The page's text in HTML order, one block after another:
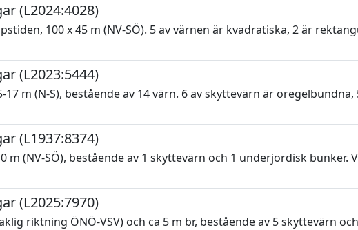
(L2024:4028)
100 x 45 m (NV-SÖ). 5 av värnen är kvadratiska, 2 är
(L2023:5444)
m (N-S), bestående av 14 värn. 6 av skyttevärn är
(L1937:8374)
(NV-SÖ), bestående av 1 skyttevärn och 1 underjordisk bunker.
(L2025:7970)
riktning ÖNÖ-VSV) och ca 5 m br, bestående av 5 skyttevärn